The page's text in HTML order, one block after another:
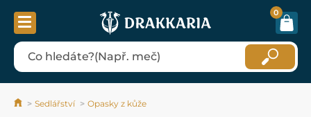
0
Sedlářství Opasky z kůže